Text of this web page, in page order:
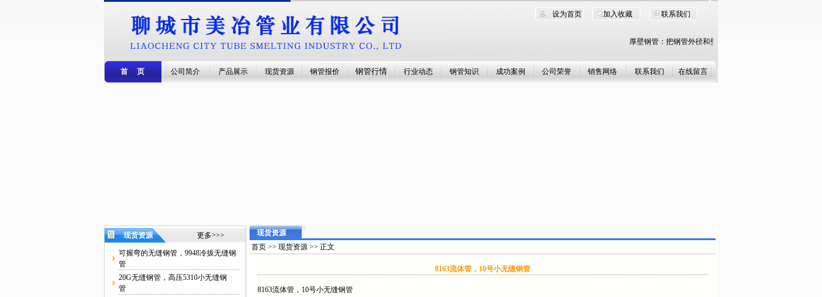
设为首页 加入收藏 联系我们
厚壁钢管：把钢管外径和壁厚之比小于20的钢管称为厚壁
首 页 公司简介 产品展示 现货资源 钢管报价 钢管行情 行业动态 钢管知识 成功案例 公司荣誉 销售网络 联系我们 在线留言
现货资源 更多>>>
可握弯的无缝钢管，9948冷拔无缝钢
管
20G无缝钢管，高压5310小无缝钢
管
现货资源
首页 >> 现货资源 >> 正文
8163流体管，10号小无缝钢管
8163流体管，10号小无缝钢管